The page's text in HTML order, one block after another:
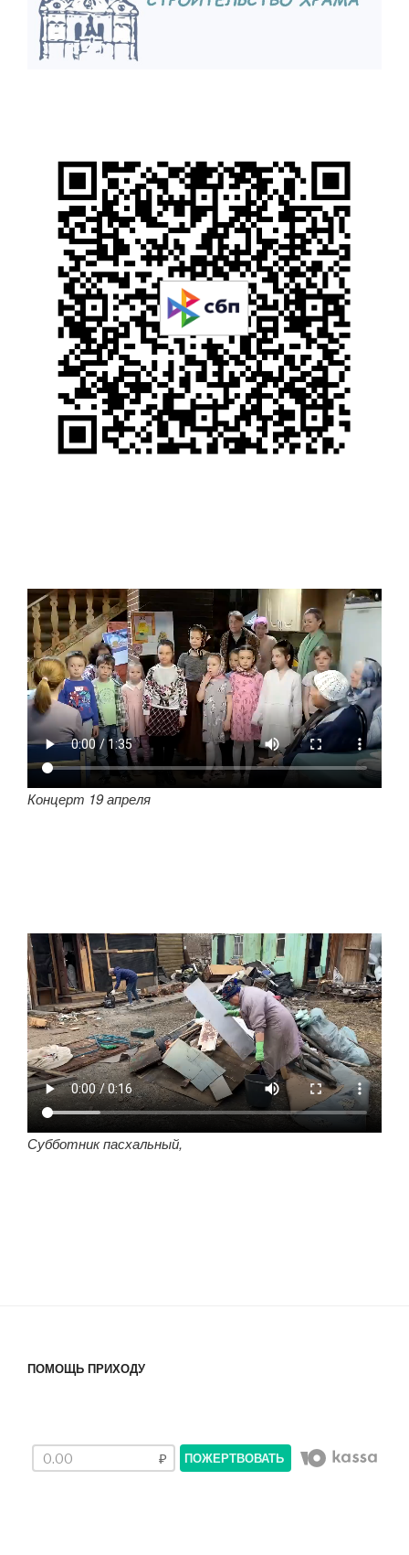
Концерт 19 апреля
Субботник пасхальный,
ПОМОЩЬ ПРИХОДУ
ПОЖЕРТВОВАТЬ